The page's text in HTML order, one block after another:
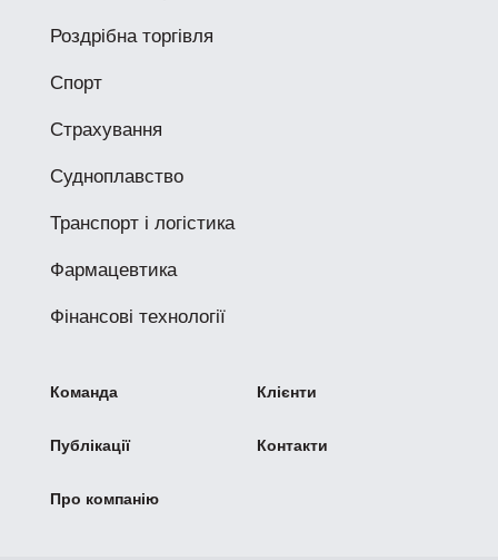
Роздрібна торгівля
Спорт
Страхування
Судноплавство
Транспорт і логістика
Фармацевтика
Фінансові технології
Команда Клієнти
Публікації Контакти
Про компанію